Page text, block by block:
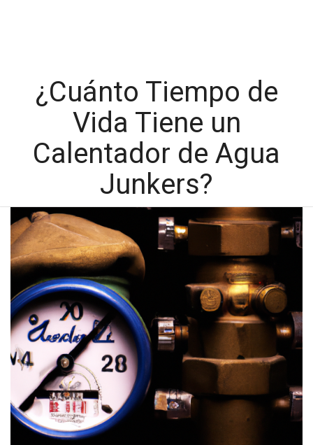
¿Cuánto Tiempo de
Vida Tiene un
Calentador de Agua
Junkers?